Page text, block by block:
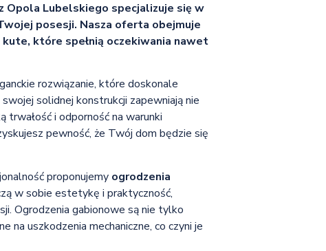
Opola Lubelskiego specjalizuje się w
posesji. Nasza oferta obejmuje
które spełnią oczekiwania nawet
rozwiązanie, które doskonale
solidnej konstrukcji zapewniają nie
i odporność na warunki
pewność, że Twój dom będzie się
proponujemy ogrodzenia
w sobie estetykę i praktyczność,
Ogrodzenia gabionowe są nie tylko
na uszkodzenia mechaniczne, co czyni je